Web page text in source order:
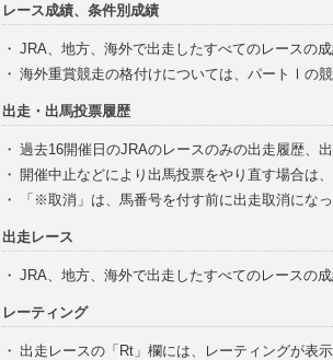
レース成績、条件別成績
・ JRA、地方、海外で出走したすべてのレースの
・ 海外重賞競走の格付けについては、パートⅠの
出走・出馬投票履歴
・ 過去16開催日のJRAのレースのみの出走履歴、
・ 開催中止などにより出馬投票をやり直す場合は
・
「※取消」は、馬番号を付す前に出走取消にな
出走レース
・ JRA、地方、海外で出走したすべてのレースの
レーティング
・ 出走レースの「Rt」欄には、レーティングが表